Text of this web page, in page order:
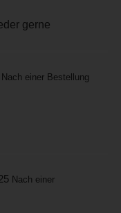
gerne
Nach einer Bestellung
Nach einer